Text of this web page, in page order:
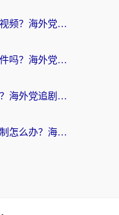
迪拜网络为什么微信不能视频？海外党必看的回国加速全攻略
在国外能正常使用国内软件吗？海外党亲测有效的无缝访问指南
哔哩哔哩在国外怎么看番？海外党追剧看片的终极解决方案
在国外想看爱奇艺版权限制怎么办？海外华人必看的追剧自由指南